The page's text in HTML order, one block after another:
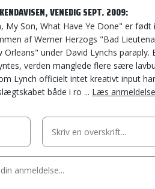
VENEDIG SEPT. 2009:
My Son, What Have Ye Done" er født i
af Werner Herzogs "Bad
Orleans" under David Lynchs paraply.
verden manglede flere sære
Lynch officielt intet kreativt input
både i ro ... Læs